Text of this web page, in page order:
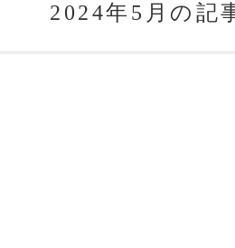
2024年5月の記